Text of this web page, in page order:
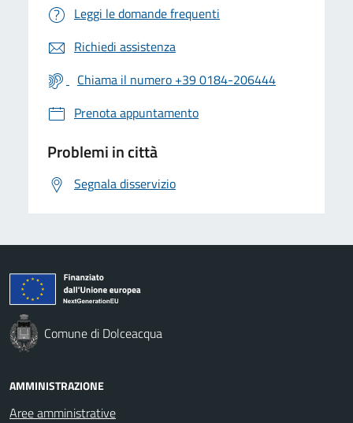
Leggi le domande frequenti
Richiedi assistenza
Chiama il numero +39 0184-206444
Prenota appuntamento
Problemi in città
Segnala disservizio
Comune di Dolceacqua
AMMINISTRAZIONE
Aree amministrative